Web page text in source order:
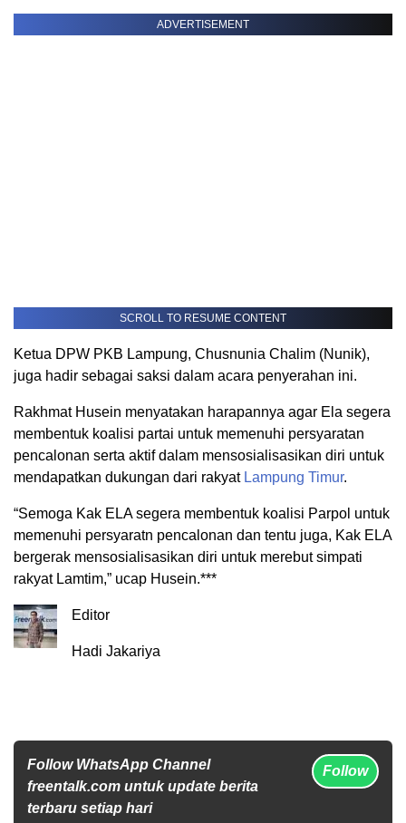
ADVERTISEMENT
SCROLL TO RESUME CONTENT
Ketua DPW PKB Lampung, Chusnunia Chalim (Nunik),
juga hadir sebagai saksi dalam acara penyerahan ini.
Rakhmat Husein menyatakan harapannya agar Ela segera
membentuk koalisi partai untuk memenuhi persyaratan
pencalonan serta aktif dalam mensosialisasikan diri untuk
mendapatkan dukungan dari rakyat Lampung Timur.
“Semoga Kak ELA segera membentuk koalisi Parpol untuk
memenuhi persyaratn pencalonan dan tentu juga, Kak ELA
bergerak mensosialisasikan diri untuk merebut simpati
rakyat Lamtim,” ucap Husein.***
Editor
Hadi Jakariya
Follow WhatsApp Channel
freentalk.com untuk update berita
terbaru setiap hari
Follow